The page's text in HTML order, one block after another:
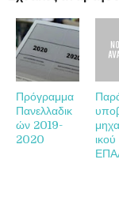
Πρόγραμμα
Πανελλαδικ
ών 2019-
2020
ικού